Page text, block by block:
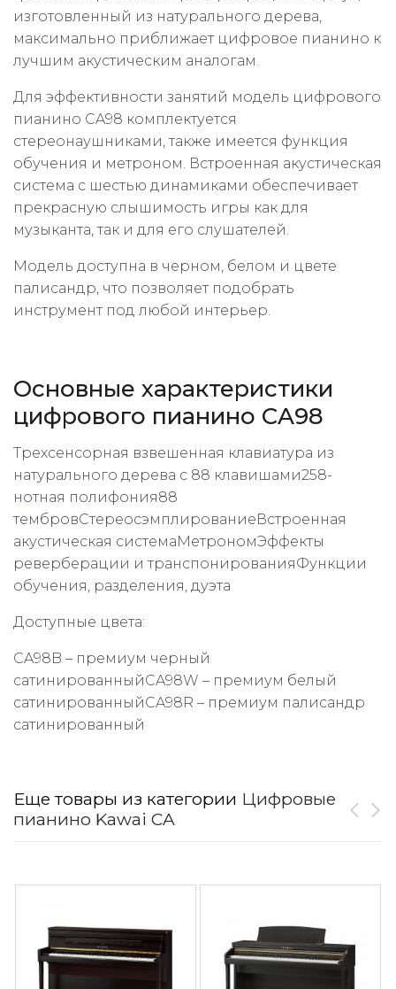
изготовленный из натурального дерева,
максимально приближает цифровое пианино к
лучшим акустическим аналогам.
Для эффективности занятий модель цифрового
пианино CA98 комплектуется
стереонаушниками, также имеется функция
обучения и метроном. Встроенная акустическая
система с шестью динамиками обеспечивает
прекрасную слышимость игры как для
музыканта, так и для его слушателей.
Модель доступна в черном, белом и цвете
палисандр, что позволяет подобрать
инструмент под любой интерьер.
Основные характеристики
цифрового пианино CA98
Трехсенсорная взвешенная клавиатура из
натурального дерева с 88 клавишами258-
нотная полифония88
тембровСтереосэмплированиеВстроенная
акустическая системаМетрономЭффекты
реверберации и транспонированияФункции
обучения, разделения, дуэта
Доступные цвета:
CA98B – премиум черный
сатинированныйCA98W – премиум белый
сатинированныйCA98R – премиум палисандр
сатинированный
Еще товары из категории Цифровые
пианино Kawai CA